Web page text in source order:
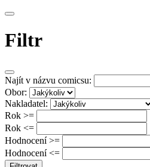
Filtr
Najít v názvu comicsu:
Obor:
Nakladatel:
Rok >=
Rok <=
Hodnocení >=
Hodnocení <=